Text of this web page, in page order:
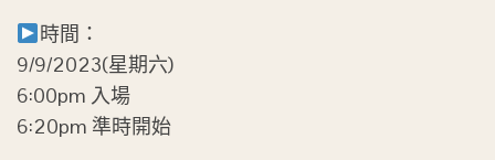
時間：
9/9/2023(星期六)
6:00pm 入場
6:20pm 準時開始